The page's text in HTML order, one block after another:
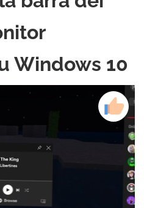
Windows 10